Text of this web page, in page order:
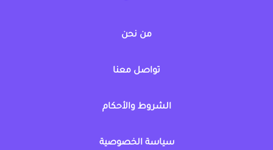
من نحن
تواصل معنا
الشروط والأحكام
سياسة الخصوصية